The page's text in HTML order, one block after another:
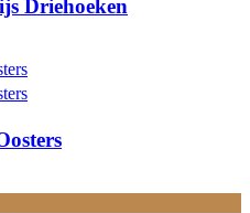
Driehoeken